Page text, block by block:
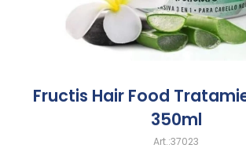
Fructis Hair Food
350ml
37023